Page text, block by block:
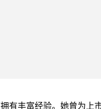
有丰富经验。她曾为上